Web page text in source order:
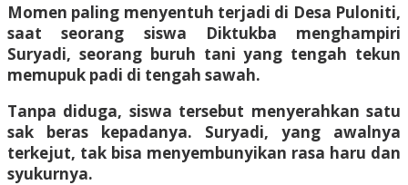
Momen paling menyentuh terjadi di Desa Puloniti,
saat seorang siswa Diktukba menghampiri
Suryadi, seorang buruh tani yang tengah tekun
memupuk padi di tengah sawah.
Tanpa diduga, siswa tersebut menyerahkan satu
sak beras kepadanya. Suryadi, yang awalnya
terkejut, tak bisa menyembunyikan rasa haru dan
syukurnya.